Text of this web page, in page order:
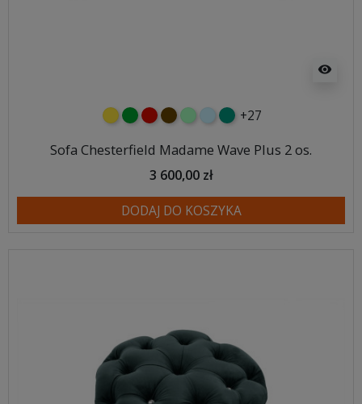
visibility
żółtyzielonyczerwony
czekoladowy
miętowybłękitny
turkusowy
+27
Sofa Chesterfield Madame Wave Plus 2 os.
3 600,00 zł
DODAJ DO KOSZYKA